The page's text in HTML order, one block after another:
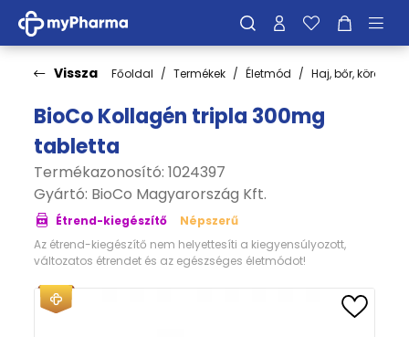
Vissza Főoldal Termékek Életmód Haj, bőr, köröm
BioCo Kollagén tripla 300mg
tabletta
Termékazonosító: 1024397
Gyártó: BioCo Magyarország Kft.
Étrend-kiegészítő
Népszerű
Az étrend-kiegészítő nem helyettesíti a kiegyensúlyozott,
változatos étrendet és az egészséges életmódot!